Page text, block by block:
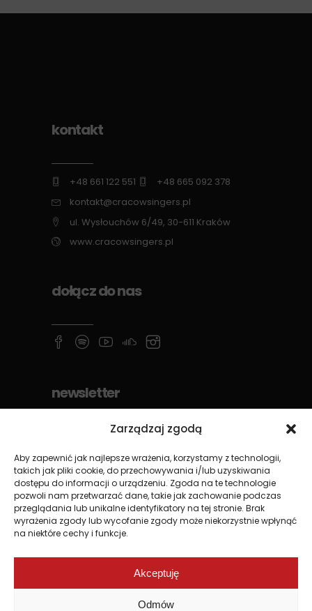
Zarządzaj zgodą
Aby zapewnić jak najlepsze wrażenia, korzystamy z technologii,
takich jak pliki cookie, do przechowywania i/lub uzyskiwania
dostępu do informacji o urządzeniu. Zgoda na te technologie
pozwoli nam przetwarzać dane, takie jak zachowanie podczas
przeglądania lub unikalne identyfikatory na tej stronie. Brak
wyrażenia zgody lub wycofanie zgody może niekorzystnie wpłynąć
na niektóre cechy i funkcje.
Akceptuję
Odmów
kontakt
+48 661 122 551
+48 665 092 378
kontakt@cracowsingers.pl
ul. Wysłouchów 6/49, 30-611 Kraków
www.cracowsingers.pl
dołącz do nas
newsletter